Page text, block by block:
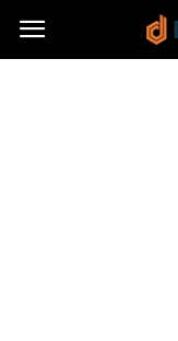
Dominikum.pl